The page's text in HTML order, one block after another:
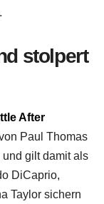
stolpert
After
Paul Thomas
gilt damit als
DiCaprio,
Taylor sichern